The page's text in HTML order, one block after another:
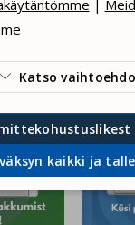
median
|
 Katso
evästeitä,
verkkosivuston
evästeet.
kaikki ja